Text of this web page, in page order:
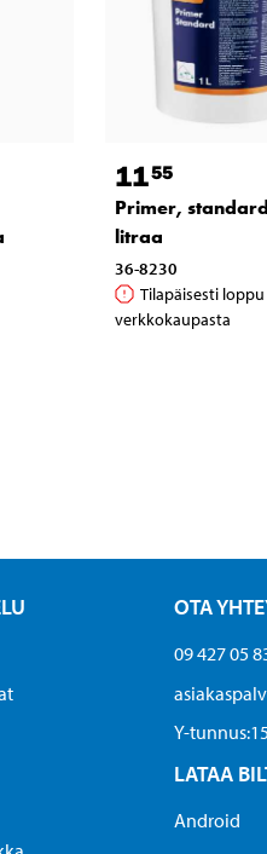
1155
Primer,
litraa
36-8230
Tilapäisesti loppu
verkkokaupasta
OTA
09 427 05
Y-
LATAA
Android